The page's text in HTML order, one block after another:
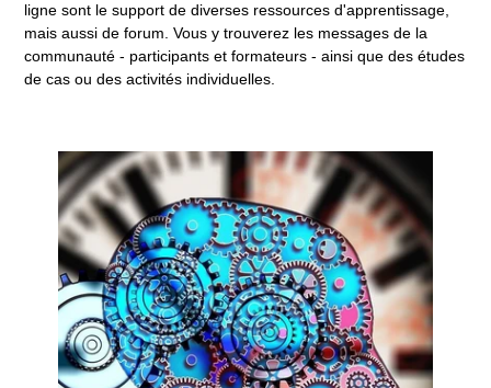
ligne sont le support de diverses ressources d'apprentissage,
mais aussi de forum. Vous y trouverez les messages de la
communauté - participants et formateurs - ainsi que des études
de cas ou des activités individuelles.